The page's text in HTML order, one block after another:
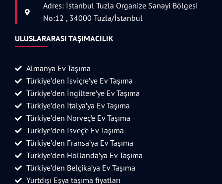
Adres: İstanbul Tuzla Organize Sanayi Bölgesi
No:12 , 34000 Tuzla/İstanbul
ULUSLARARASI TAŞIMACILIK
Almanya Ev Taşıma
Türkiye’den İsviçre’ye Ev Taşıma
Türkiye’den İngiltere’ye Ev Taşıma
Türkiye’den İtalya’ya Ev Taşıma
Türkiye’den Norveç’e Ev Taşıma
Türkiye’den İsveç’e Ev Taşıma
Türkiye’den Fransa’ya Ev Taşıma
Türkiye’den Hollanda’ya Ev Taşıma
Türkiye’den Belçika’ya Ev Taşıma
Yurtdışı Eşya taşıma fiyatları